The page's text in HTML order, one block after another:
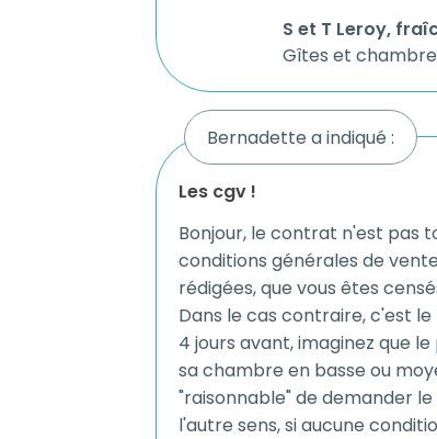
S et T Leroy,
Gîtes et
Bernadette a indiqué :
les cgv !
Bonjour, le contrat n'est pas
conditions générales de
rédigées, que vous êtes
Dans le cas contraire, c'est
4 jours avant, imaginez que
sa chambre en basse ou
"raisonnable" de demander
l'autre sens, si aucune